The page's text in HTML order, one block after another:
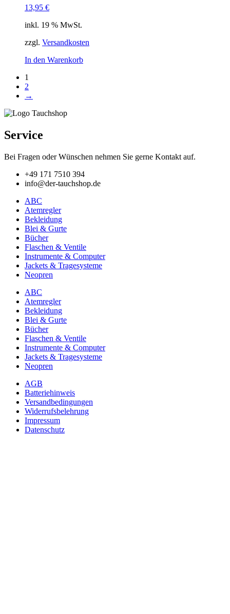
werden
13,95 €
inkl. 19 % MwSt.
zzgl. Versandkosten
In den Warenkorb
1
2
→
Service
Bei Fragen oder Wünschen nehmen Sie gerne Kontakt auf.
+49 171 7510 394
info@der-tauchshop.de
ABC
Atemregler
Bekleidung
Blei & Gurte
Bücher
Flaschen & Ventile
Instrumente & Computer
Jackets & Tragesysteme
Neopren
ABC
Atemregler
Bekleidung
Blei & Gurte
Bücher
Flaschen & Ventile
Instrumente & Computer
Jackets & Tragesysteme
Neopren
AGB
Batteriehinweis
Versandbedingungen
Widerrufsbelehrung
Impressum
Datenschutz